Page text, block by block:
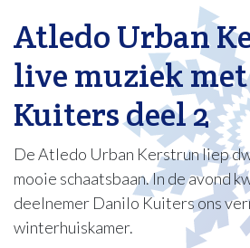
Atledo Urban
live muziek
Kuiters deel 2
De Atledo Urban Kerstrun liep
mooie schaatsbaan. In de avond
deelnemer Danilo Kuiters ons
winterhuiskamer.